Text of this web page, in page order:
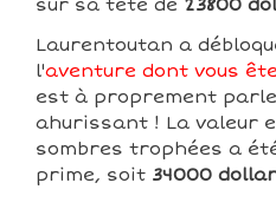
sur sa tête de 23800
Laurentoutan a
l'aventure dont vous
est à proprement
ahurissant ! La valeur
sombres trophées a
prime, soit 34000